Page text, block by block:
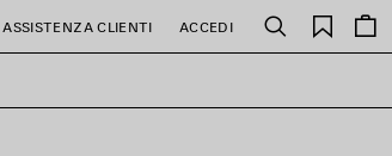
CLIENTI ACCEDI Cerca